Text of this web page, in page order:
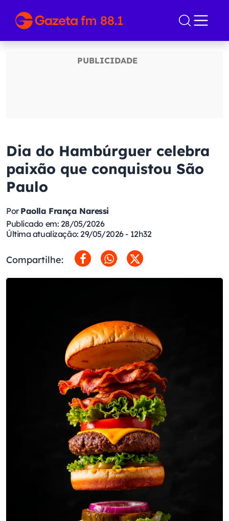
Dia do Hambúrguer celebra
paixão que conquistou São
Paulo
PorPaolla França Naressi
Publicado em: 28/05/2026
Última atualização: 29/05/2026 - 12h32
Compartilhe: